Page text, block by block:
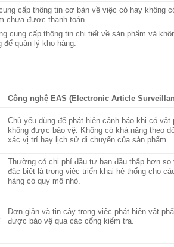
cấp thông tin cơ bản về việc có hay không
chưa được thanh toán.
cung cấp thông tin chi tiết về sản phẩm và
để quản lý kho hàng.
Công nghệ EAS (Electronic Article
Chủ yếu dùng để phát hiện cảnh báo khi có vật
không được bảo vệ. Không có khả năng theo
xác vị trí hay lịch sử di chuyển của sản phẩm.
Thường có chi phí đầu tư ban đầu thấp hơn so
đặc biệt là trong việc triển khai hệ thống cho
hàng có quy mô nhỏ.
Đơn giản và tin cậy trong việc phát hiện vật
được bảo vệ qua các cổng kiểm tra.